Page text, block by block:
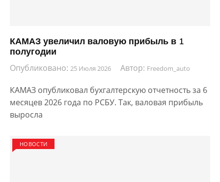
КАМАЗ увеличил валовую прибыль в 1
полугодии
Опубликовано: 25 Июля 2026 Автор: Freedom_auto
КАМАЗ опубликовал бухгалтерскую отчетность за 6
месяцев 2026 года по РСБУ. Так, валовая прибыль
выросла
НОВОСТИ